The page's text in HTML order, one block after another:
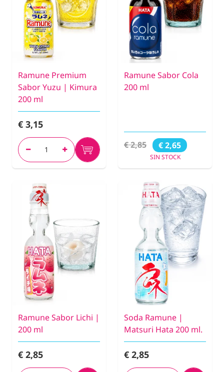
Ramune Premium
Sabor Yuzu | Kimura
200 ml
€ 3,15
Ramune Sabor Cola
200 ml
€ 2,85 € 2,65
SIN STOCK
Ramune Sabor Lichi |
200 ml
€ 2,85
Soda Ramune |
Matsuri Hata 200 ml.
€ 2,85